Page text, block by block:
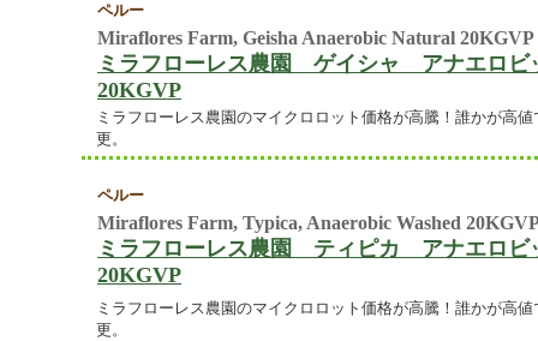
ペルー
Miraflores Farm, Geisha Anaerobic Natural 20KGVP
ミラフローレス農園 ゲイシャ アナエロ
20KGVP
ミラフローレス農園のマイクロロット価格が高騰！誰かが高
更。
ペルー
Miraflores Farm, Typica, Anaerobic Washed
ミラフローレス農園 ティピカ アナエロ
20KGVP
ミラフローレス農園のマイクロロット価格が高騰！誰かが高
更。